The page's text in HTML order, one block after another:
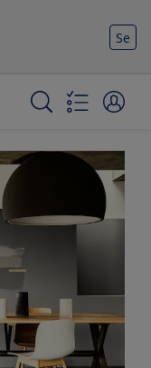
Se